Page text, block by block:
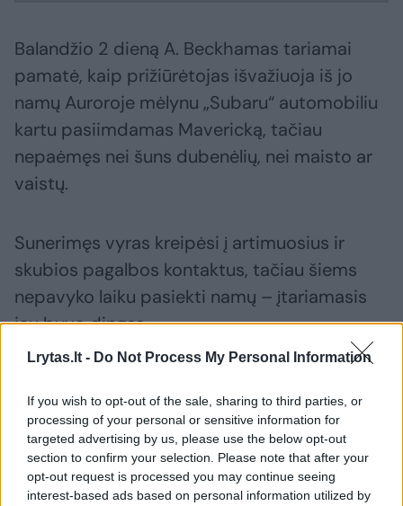
Lrytas.lt - Do Not Process My Personal Information
If you wish to opt-out of the sale, sharing to third parties, or
processing of your personal or sensitive information for
targeted advertising by us, please use the below opt-out
section to confirm your selection. Please note that after your
opt-out request is processed you may continue seeing
interest-based ads based on personal information utilized by
Balandžio 2 dieną A. Beckhamas tariamai
pamatė, kaip prižiūrėtojas išvažiuoja iš jo
namų Auroroje mėlynu „Subaru“ automobiliu
kartu pasiimdamas Mavericką, tačiau
nepaėmęs nei šuns dubenėlių, nei maisto ar
vaistų.
Sunerimęs vyras kreipėsi į artimuosius ir
skubios pagalbos kontaktus, tačiau šiems
nepavyko laiku pasiekti namų – įtariamasis
jau buvo dingęs.
dieną ir iš karto pradėjo dingusio šuns
paieškas. Tuo metu jis jau buvo pranešęs
apie pavogtą automobilį ir augintinį.